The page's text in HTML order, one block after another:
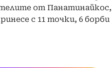
от Панатинайкос,
с 11 точки, 6 борби